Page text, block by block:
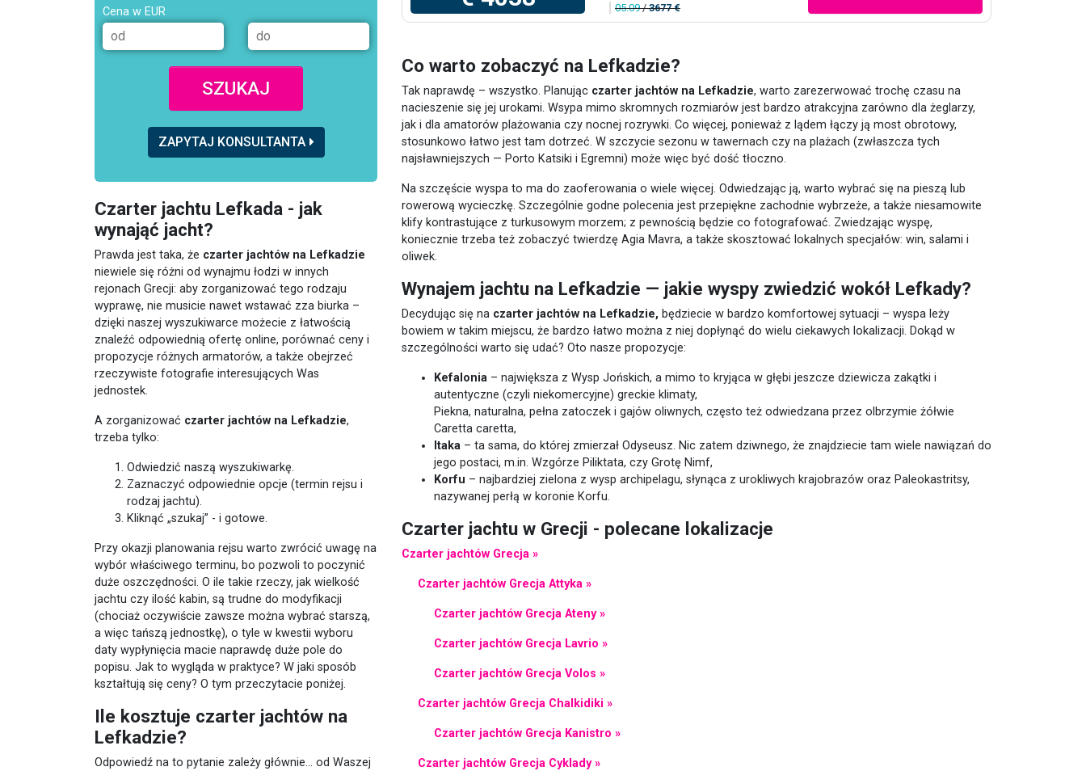
Cena w EUR
SZUKAJ
ZAPYTAJ KONSULTANTA
Czarter jachtu Lefkada - jak
wynająć jacht?
Prawda jest taka, że czarter jachtów na Lefkadzie
niewiele się różni od wynajmu łodzi w innych
rejonach Grecji: aby zorganizować tego rodzaju
wyprawę, nie musicie nawet wstawać zza biurka –
dzięki naszej wyszukiwarce możecie z łatwością
znaleźć odpowiednią ofertę online, porównać ceny i
propozycje różnych armatorów, a także obejrzeć
rzeczywiste fotografie interesujących Was
jednostek.
A zorganizować czarter jachtów na Lefkadzie,
trzeba tylko:
Odwiedzić naszą wyszukiwarkę.
Zaznaczyć odpowiednie opcje (termin rejsu i
rodzaj jachtu).
Kliknąć „szukaj” - i gotowe.
Przy okazji planowania rejsu warto zwrócić uwagę na
wybór właściwego terminu, bo pozwoli to poczynić
duże oszczędności. O ile takie rzeczy, jak wielkość
jachtu czy ilość kabin, są trudne do modyfikacji
(chociaż oczywiście zawsze można wybrać starszą,
a więc tańszą jednostkę), o tyle w kwestii wyboru
daty wypłynięcia macie naprawdę duże pole do
popisu. Jak to wygląda w praktyce? W jaki sposób
kształtują się ceny? O tym przeczytacie poniżej.
Ile kosztuje czarter jachtów na
Lefkadzie?
Odpowiedź na to pytanie zależy głównie... od Waszej
05.09/3677 €
Co warto zobaczyć na Lefkadzie?
Tak naprawdę – wszystko. Planując czarter jachtów na Lefkadzie, warto zarezerwować trochę czasu na
nacieszenie się jej urokami. Wsypa mimo skromnych rozmiarów jest bardzo atrakcyjna zarówno dla żeglarzy,
jak i dla amatorów plażowania czy nocnej rozrywki. Co więcej, ponieważ z lądem łączy ją most obrotowy,
stosunkowo łatwo jest tam dotrzeć. W szczycie sezonu w tawernach czy na plażach (zwłaszcza tych
najsławniejszych — Porto Katsiki i Egremni) może więc być dość tłoczno.
Na szczęście wyspa to ma do zaoferowania o wiele więcej. Odwiedzając ją, warto wybrać się na pieszą lub
rowerową wycieczkę. Szczególnie godne polecenia jest przepiękne zachodnie wybrzeże, a także niesamowite
klify kontrastujące z turkusowym morzem; z pewnością będzie co fotografować. Zwiedzając wyspę,
koniecznie trzeba też zobaczyć twierdzę Agia Mavra, a także skosztować lokalnych specjałów: win, salami i
oliwek.
Wynajem jachtu na Lefkadzie — jakie wyspy zwiedzić wokół Lefkady?
Decydując się na czarter jachtów na Lefkadzie, będziecie w bardzo komfortowej sytuacji – wyspa leży
bowiem w takim miejscu, że bardzo łatwo można z niej dopłynąć do wielu ciekawych lokalizacji. Dokąd w
szczególności warto się udać? Oto nasze propozycje:
Kefalonia – największa z Wysp Jońskich, a mimo to kryjąca w głębi jeszcze dziewicza zakątki i
autentyczne (czyli niekomercyjne) greckie klimaty,
Piekna, naturalna, pełna zatoczek i gajów oliwnych, często też odwiedzana przez olbrzymie żółwie
Caretta caretta,
Itaka – ta sama, do której zmierzał Odyseusz. Nic zatem dziwnego, że znajdziecie tam wiele nawiązań do
jego postaci, m.in. Wzgórze Piliktata, czy Grotę Nimf,
Korfu – najbardziej zielona z wysp archipelagu, słynąca z urokliwych krajobrazów oraz Paleokastritsy,
nazywanej perłą w koronie Korfu.
Czarter jachtu w Grecji - polecane lokalizacje
Czarter jachtów Grecja »
Czarter jachtów Grecja Attyka »
Czarter jachtów Grecja Ateny »
Czarter jachtów Grecja Lavrio »
Czarter jachtów Grecja Volos »
Czarter jachtów Grecja Chalkidiki »
Czarter jachtów Grecja Kanistro »
Czarter jachtów Grecja Cyklady »